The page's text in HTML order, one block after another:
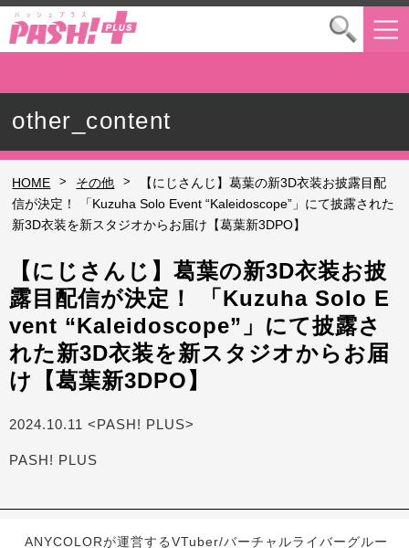
other_content
HOME > その他 >
【にじさんじ】葛葉の新3D衣装お披露目配
信が決定！ 「Kuzuha Solo Event “Kaleidoscope”」にて披露された
新3D衣装を新スタジオからお届け【葛葉新3DPO】
【にじさんじ】葛葉の新3D衣装お披
露目配信が決定！ 「Kuzuha Solo E
vent “Kaleidoscope”」にて披露さ
れた新3D衣装を新スタジオからお届
け【葛葉新3DPO】
2024.10.11 <PASH! PLUS>
PASH! PLUS
ANYCOLORが運営するVTuber/バーチャルライバーグルー